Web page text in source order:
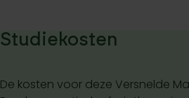
Studiekosten
De kosten voor deze Versnelde